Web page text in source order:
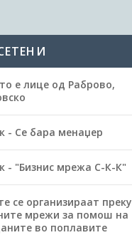
е лице од Раброво,
- Се бара менаџер
- "Бизнис мрежа С-К-К"
се организираат преку
мрежи за помош на
во поплавите